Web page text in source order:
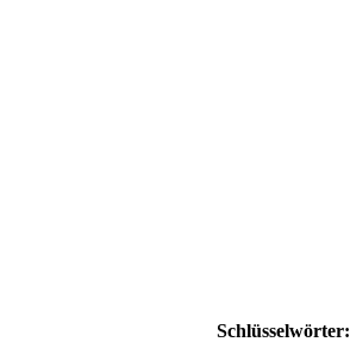
Schlüsselwörter: